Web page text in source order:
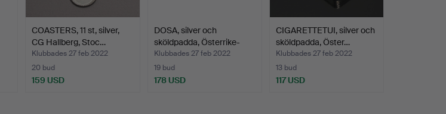
COASTERS, 11 st, silver,
CG Hallberg, Stoc…
Klubbades 27 feb 2022
20 bud
159 USD
DOSA, silver och
sköldpadda, Österrike-
Ung…
Klubbades 27 feb 2022
19 bud
178 USD
CIGARETTETUI, silver och
sköldpadda, Öster…
Klubbades 27 feb 2022
13 bud
117 USD